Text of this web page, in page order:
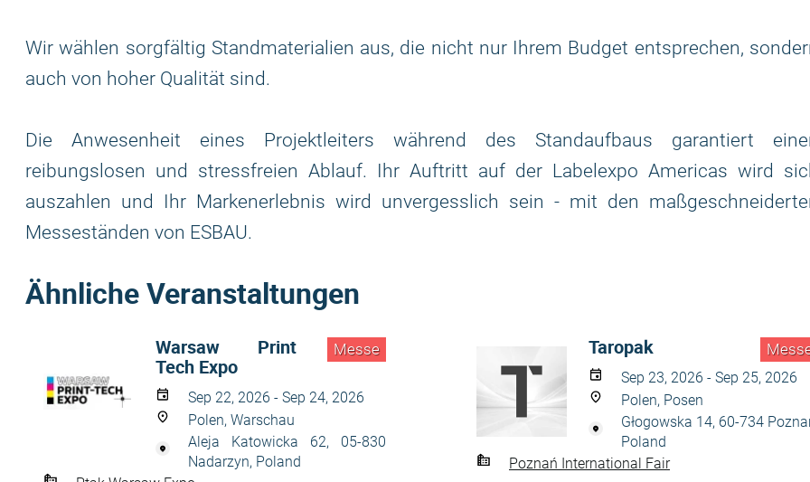
Wir wählen sorgfältig Standmaterialien aus, die nicht nur Ihrem Budget entsprechen,
auch von hoher Qualität sind.
Die Anwesenheit eines Projektleiters während des Standaufbaus garantiert
reibungslosen und stressfreien Ablauf. Ihr Auftritt auf der Labelexpo Americas wird
auszahlen und Ihr Markenerlebnis wird unvergesslich sein - mit den
Messeständen von ESBAU.
Ähnliche Veranstaltungen
Messe
Warsaw Print
Tech Expo
Sep 22, 2026 - Sep 24, 2026
Polen, Warschau
Aleja Katowicka 62, 05-830
Nadarzyn, Poland
Taropak
Sep 23, 2026 - Sep 25, 2026
Polen, Posen
Głogowska 14, 60-734
Poland
Poznań International Fair